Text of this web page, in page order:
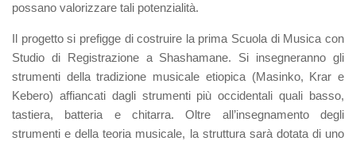
possano valorizzare tali potenzialità.
Il progetto si prefigge di costruire la prima Scuola di Musica con
Studio di Registrazione a Shashamane. Si insegneranno gli
strumenti della tradizione musicale etiopica (Masinko, Krar e
Kebero) affiancati dagli strumenti più occidentali quali basso,
tastiera, batteria e chitarra. Oltre all’insegnamento degli
strumenti e della teoria musicale, la struttura sarà dotata di uno